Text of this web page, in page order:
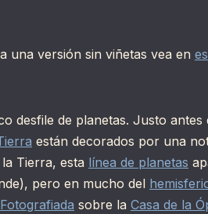
una versión sin viñetas vea en
desfile de planetas. Justo antes
están decorados por una
Tierra, esta línea de planetas
pero en mucho del
Fotografiada sobre la Casa de la